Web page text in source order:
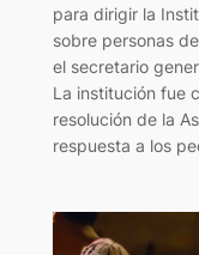
para dirigir la
sobre personas
el secretario
La institución fue
resolución de la
respuesta a los